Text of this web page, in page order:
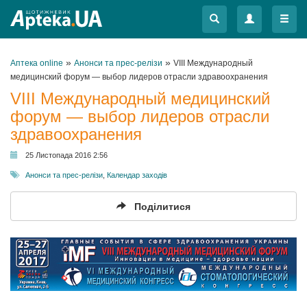
Меню
Меню
Аптека online » Анонси та прес-релізи » VIII Международный
медицинский форум — выбор лидеров отрасли здравоохранения
VIII Международный медицинский
форум — выбор лидеров отрасли
здравоохранения
25 Листопада 2016 2:56
Анонси та прес-релізи Календар заходів
Поділитися